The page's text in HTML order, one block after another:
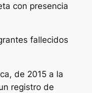
con presencia
fallecidos
de 2015 a la
registro de